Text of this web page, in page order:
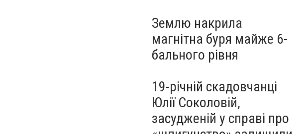
Землю накрила
магнітна буря майже 6-
бального рівня
19-річній скадовчанці
Юлії Соколовій,
засудженій у справі про